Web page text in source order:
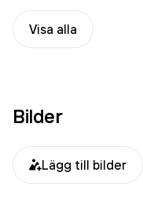
Visa alla
Bilder
Lägg till bilder